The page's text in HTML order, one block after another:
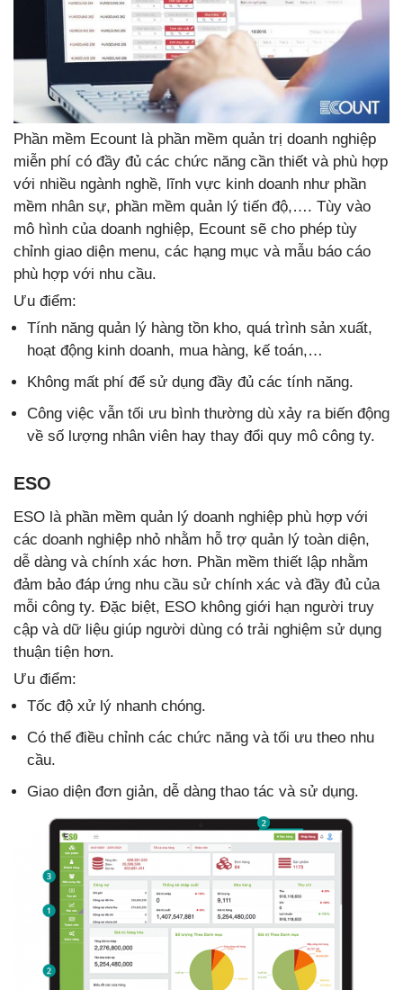
Phần mềm Ecount là phần mềm quản trị doanh nghiệp
miễn phí có đầy đủ các chức năng cần thiết và phù hợp
với nhiều ngành nghề, lĩnh vực kinh doanh như phần
mềm nhân sự, phần mềm quản lý tiến độ,…. Tùy vào
mô hình của doanh nghiệp, Ecount sẽ cho phép tùy
chỉnh giao diện menu, các hạng mục và mẫu báo cáo
phù hợp với nhu cầu.
Ưu điểm:
Tính năng quản lý hàng tồn kho, quá trình sản xuất,
hoạt động kinh doanh, mua hàng, kế toán,…
Không mất phí để sử dụng đầy đủ các tính năng.
Công việc vẫn tối ưu bình thường dù xảy ra biến động
về số lượng nhân viên hay thay đổi quy mô công ty.
ESO
ESO là phần mềm quản lý doanh nghiệp phù hợp với
các doanh nghiệp nhỏ nhằm hỗ trợ quản lý toàn diện,
dễ dàng và chính xác hơn. Phần mềm thiết lập nhằm
đảm bảo đáp ứng nhu cầu sử chính xác và đầy đủ của
mỗi công ty. Đặc biệt, ESO không giới hạn người truy
cập và dữ liệu giúp người dùng có trải nghiệm sử dụng
thuận tiện hơn.
Ưu điểm:
Tốc độ xử lý nhanh chóng.
Có thể điều chỉnh các chức năng và tối ưu theo nhu
cầu.
Giao diện đơn giản, dễ dàng thao tác và sử dụng.